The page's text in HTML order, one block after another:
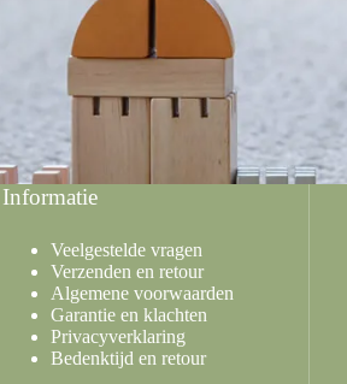
Informatie
Veelgestelde vragen
Verzenden en retour
Algemene voorwaarden
Garantie en klachten
Privacyverklaring
Bedenktijd en retour